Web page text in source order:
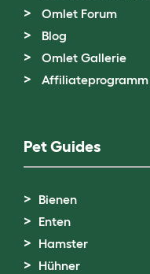
Omlet Forum
Blog
Omlet Gallerie
Affiliateprogramm
Pet Guides
Bienen
Enten
Hamster
Hühner